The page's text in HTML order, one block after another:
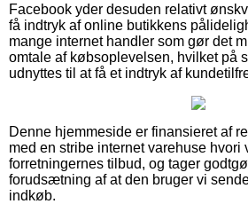
Facebook yder desuden relativt
få indtryk af online butikkens
mange internet handler som gør det
omtale af købsoplevelsen, hvilket på
udnyttes til at få et indtryk af
Denne hjemmeside er finansieret af
med en stribe internet varehuse hvori
forretningernes tilbud, og tager
forudsætning af at den bruger vi
indkøb.